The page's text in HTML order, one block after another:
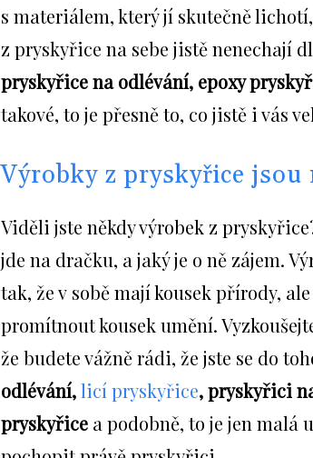
s materiálem, který jí skutečně
z pryskyřice na sebe jistě nenechají
pryskyřice na odlévání, epoxy
takové, to je přesně to, co jistě i vás
Výrobky z pryskyřice jsou
Viděli jste někdy výrobek z
jde na dračku, a jaký je o ně zájem.
tak, že v sobě mají kousek přírody,
promítnout kousek umění.
že budete vážně rádi, že jste se do
odlévání,licí pryskyřice, pryskyřici
pryskyřice a podobně, to je jen malá